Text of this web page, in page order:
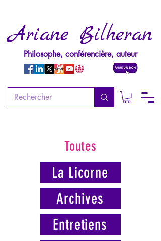
Ariane Bilheran
Philosophe, conférencière, auteur
Toutes
La Licorne
Archives
Entretiens